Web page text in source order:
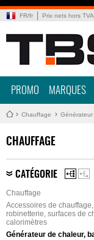
FR/fr Prix nets hors TVA
PROMO MARQUES
Chauffage Générateur
CHAUFFAGE
CATÉGORIE
Chauffage
Accessoires de chauffage,
robinetterie, surfaces de
calorimètres
Générateur de chaleur,